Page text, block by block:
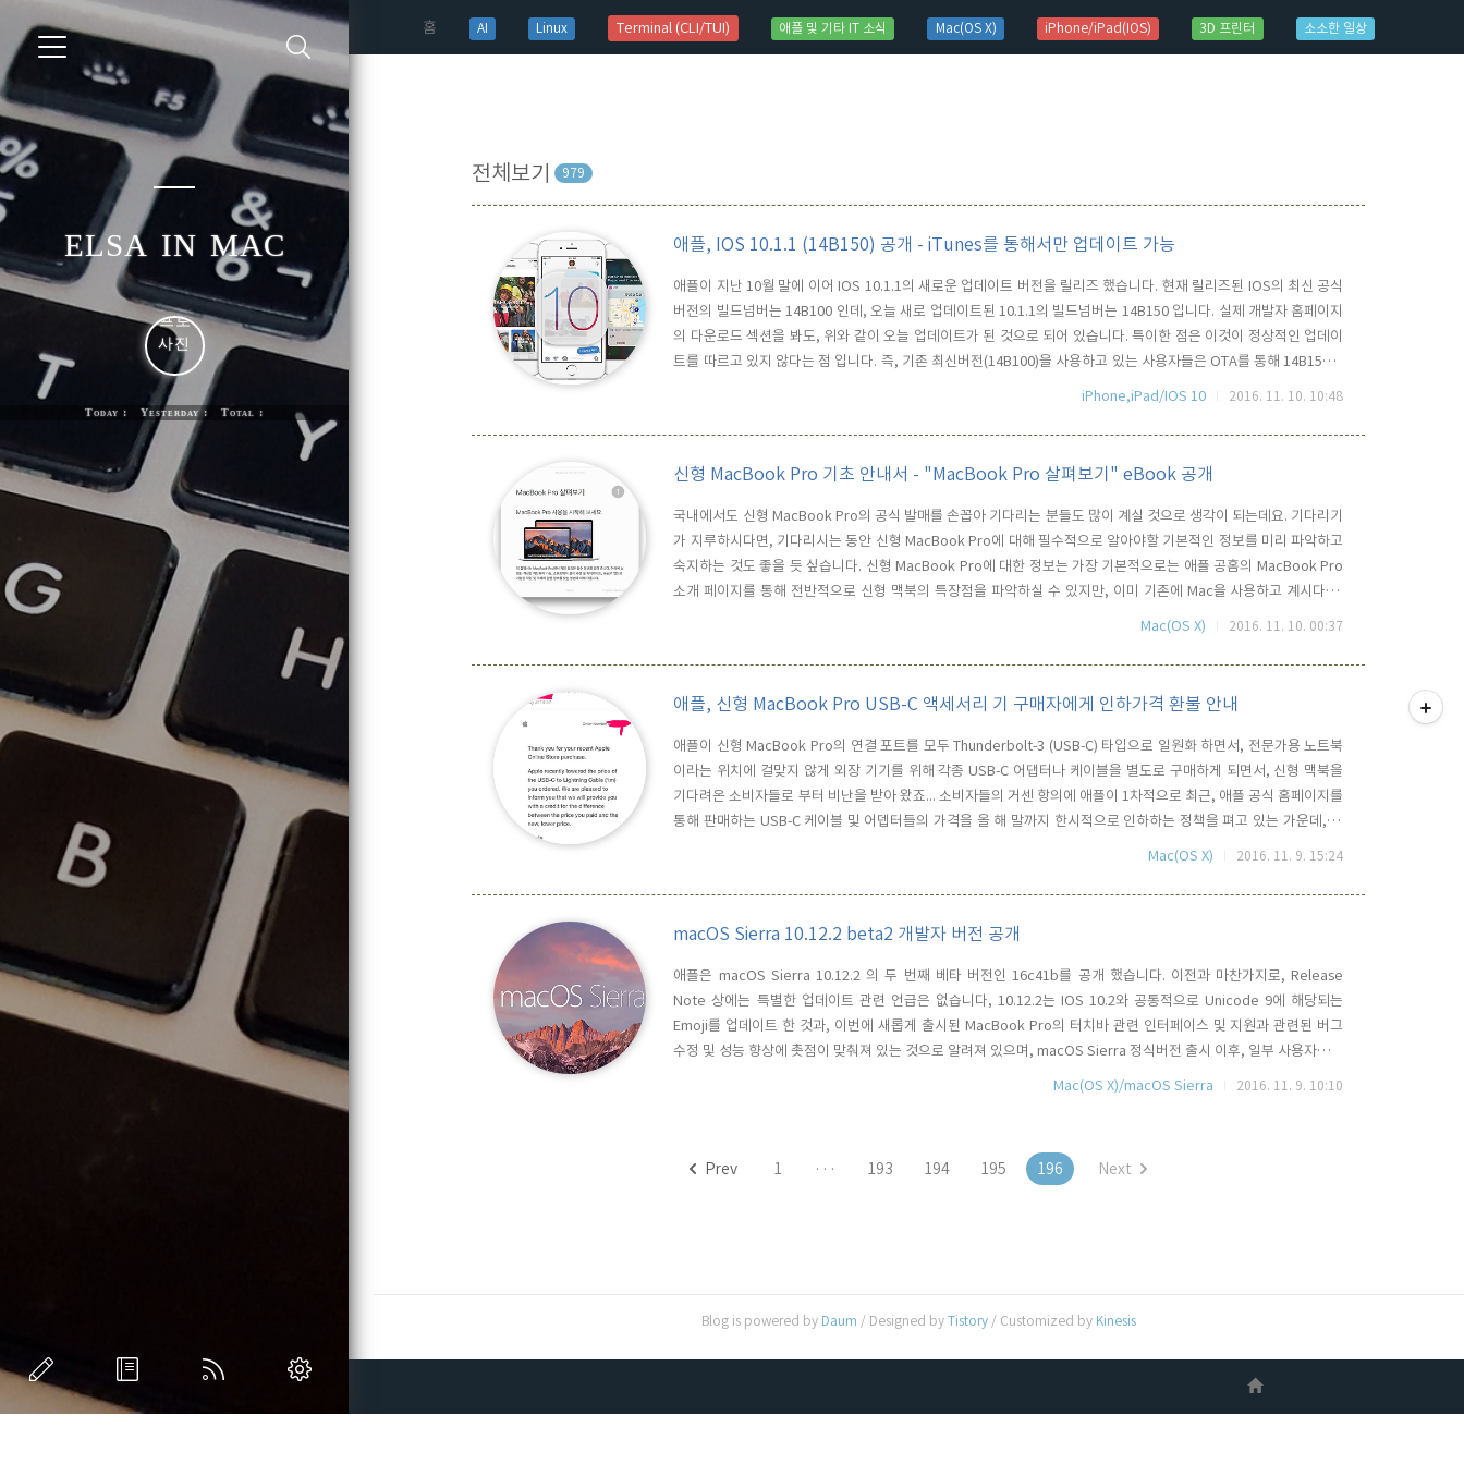
홈(current)
AI Linux Terminal (CLI/TUI) 애플 및 기타 IT 소식 Mac(OS X) iPhone/iPad(IOS) 3D 프린터 소소한 일상
elsa in mac
Today : Yesterday : Total :
전체보기 979
애플, IOS 10.1.1 (14B150) 공개 - iTunes를 통해서만 업데이트 가능
애플이 지난 10월 말에 이어 IOS 10.1.1의 새로운 업데이트 버전을 릴리즈 했습니다. 현재 릴리즈된 IOS의 최신 공식
버전의 빌드넘버는 14B100 인데, 오늘 새로 업데이트된 10.1.1의 빌드넘버는 14B150 입니다. 실제 개발자 홈페이지
의 다운로드 섹션을 봐도, 위와 같이 오늘 업데이트가 된 것으로 되어 있습니다. 특이한 점은 이것이 정상적인 업데이
트를 따르고 있지 않다는 점 입니다. 즉, 기존 최신버전(14B100)을 사용하고 있는 사용자들은 OTA를 통해 14B150버
전으로 업데이트가 불가하고, 대신 Mac/PC에 설치된 iTunes를 연결할 경우에만 업데이트를 할 수 있다는 것인데요..
iPhone,iPad/IOS 10 2016. 11. 10. 10:48
신형 MacBook Pro 기초 안내서 - "MacBook Pro 살펴보기" eBook 공개
국내에서도 신형 MacBook Pro의 공식 발매를 손꼽아 기다리는 분들도 많이 계실 것으로 생각이 되는데요. 기다리기
가 지루하시다면, 기다리시는 동안 신형 MacBook Pro에 대해 필수적으로 알아야할 기본적인 정보를 미리 파악하고
숙지하는 것도 좋을 듯 싶습니다. 신형 MacBook Pro에 대한 정보는 가장 기본적으로는 애플 공홈의 MacBook Pro
소개 페이지를 통해 전반적으로 신형 맥북의 특장점을 파악하실 수 있지만, 이미 기존에 Mac을 사용하고 계시다면,
iBook을 통해 애플에서 제공하는 "MacBook Pro 살펴보기" ePub를 통해 좀 더 상세한 정보를 확인해 보실 수도 있
Mac(OS X) 2016. 11. 10. 00:37
애플, 신형 MacBook Pro USB-C 액세서리 기 구매자에게 인하가격 환불 안내
애플이 신형 MacBook Pro의 연결 포트를 모두 Thunderbolt-3 (USB-C) 타입으로 일원화 하면서, 전문가용 노트북
이라는 위치에 걸맞지 않게 외장 기기를 위해 각종 USB-C 어댑터나 케이블을 별도로 구매하게 되면서, 신형 맥북을
기다려온 소비자들로 부터 비난을 받아 왔죠... 소비자들의 거센 항의에 애플이 1차적으로 최근, 애플 공식 홈페이지를
통해 판매하는 USB-C 케이블 및 어뎁터들의 가격을 올 해 말까지 한시적으로 인하하는 정책을 펴고 있는 가운데, 이
미 USB-C 케이블을 구매한 소비자에게 E-mail을 통해 인하된 가격 만큼의 차액을 환불해 주겠다는 것이 알려 지면서,
Mac(OS X) 2016. 11. 9. 15:24
macOS Sierra 10.12.2 beta2 개발자 버전 공개
애플은 macOS Sierra 10.12.2 의 두 번째 베타 버전인 16c41b를 공개 했습니다. 이전과 마찬가지로, Release
Note 상에는 특별한 업데이트 관련 언급은 없습니다, 10.12.2는 IOS 10.2와 공통적으로 Unicode 9에 해당되는
Emoji를 업데이트 한 것과, 이번에 새롭게 출시된 MacBook Pro의 터치바 관련 인터페이스 및 지원과 관련된 버그
수정 및 성능 향상에 촛점이 맞춰져 있는 것으로 알려져 있으며, macOS Sierra 정식버전 출시 이후, 일부 사용자들에
게서 보고 되고 있는 Wi-Fi, Bluetooth 등 하드웨어 관련된 부분과 AppStore의 표시오류 등 S/W 호환성과 관련된
Mac(OS X)/macOS Sierra 2016. 11. 9. 10:10
Prev 1 ··· 193 194 195 196 Next
Blog is powered by Daum / Designed by Tistory/ Customized by Kinesis